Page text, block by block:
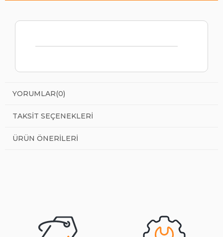
YORUMLAR(0)
TAKSIT SEÇENEKLERI
ÜRÜN ÖNERILERI